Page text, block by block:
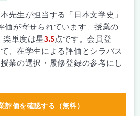
先生が担当する「日本文学史」
価が寄せられています。授業の
楽単度は星3.5点です。会員登
、在学生による評価とシラバス
業の選択・履修登録の参考にし
評価を確認する（無料）